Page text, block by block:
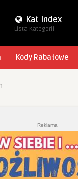
Kat Index
Lista Kategorii
Kody Rabatowe
Reklama